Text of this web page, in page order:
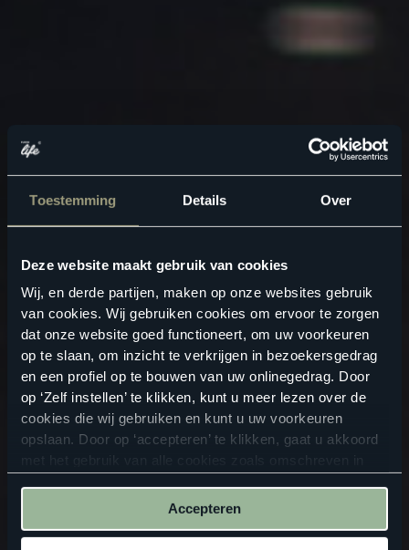
Toestemming Details Over
Deze website maakt gebruik van cookies
Wij, en derde partijen, maken op onze websites gebruik
van cookies. Wij gebruiken cookies om ervoor te zorgen
dat onze website goed functioneert, om uw voorkeuren
op te slaan, om inzicht te verkrijgen in bezoekersgedrag
en een profiel op te bouwen van uw onlinegedrag. Door
op ‘Zelf instellen’ te klikken, kunt u meer lezen over de
cookies die wij gebruiken en kunt u uw voorkeuren
opslaan. Door op ‘accepteren’ te klikken, gaat u akkoord
met het gebruik van alle cookies zoals omschreven in
Accepteren